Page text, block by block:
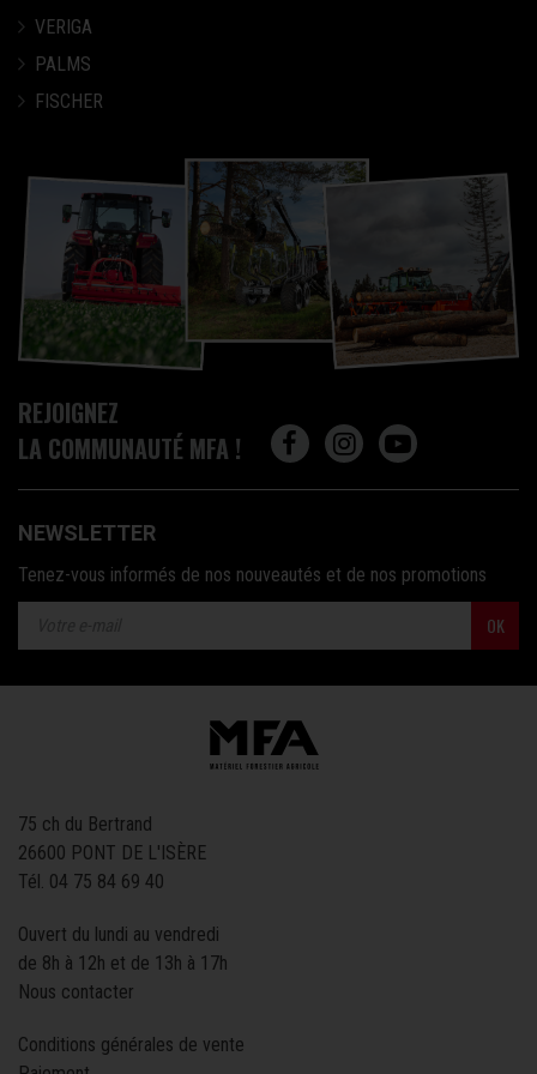
VERIGA
PALMS
FISCHER
REJOIGNEZ
LA COMMUNAUTÉ MFA !
NEWSLETTER
Tenez-vous informés de nos nouveautés et de nos promotions
OK
75 ch du Bertrand
26600 PONT DE L'ISÈRE
Tél. 04 75 84 69 40
Ouvert du lundi au vendredi
de 8h à 12h et de 13h à 17h
Nous contacter
Conditions générales de vente